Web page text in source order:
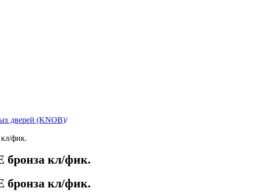
дверей (KNOB)/
фик.
бронза кл/фик.
бронза кл/фик.